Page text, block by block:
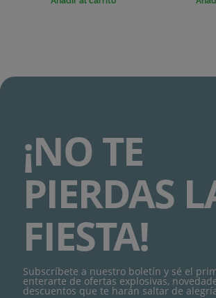
¡NO TE
PIERDAS
FIESTA!
Subscríbete a nuestro boletín y sé el
enterarte de ofertas explosivas,
descuentos que te harán saltar de